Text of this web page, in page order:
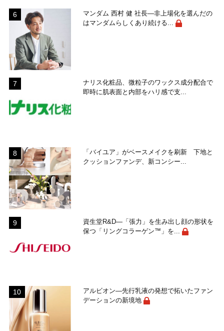
マンダム 西村 健 社長―非上場化を選んだの
はマンダムらしくあり続ける...
ナリス化粧品、微粒子のワックス成分配合で
即時に肌表面と内部をハリ感で支...
「バイユア」がベースメイクを刷新 下地と
クッションファンデ、新コンシー...
資生堂R&D―「張力」を生み出し顔の形状を
保つ「リングコラーゲン™」を...
アルビオン―先行乳液の発想で拓いたファン
デーションの新境地